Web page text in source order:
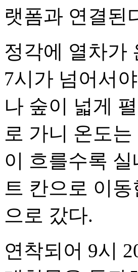
랫폼과 연결된
정각에 열차가
7시가 넘어서
나 숲이 넓게
로 가니 온도
이 흐를수록
트 칸으로 이
으로 갔다.
연착되어 9시